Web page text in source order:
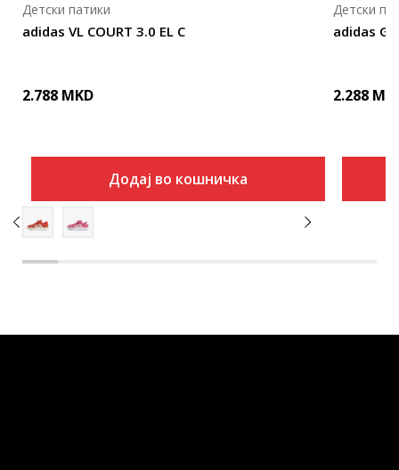
adidas VL COURT 3.0 EL C
Детски патики
2.788 MKD
Додај во кошничка
adidas
Детски
2.288